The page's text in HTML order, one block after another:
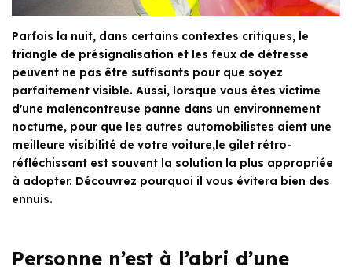
Parfois la nuit, dans certains contextes critiques, le
triangle de présignalisation et les feux de détresse
peuvent ne pas être suffisants pour que soyez
parfaitement visible. Aussi, lorsque vous êtes victime
d'une malencontreuse panne dans un environnement
nocturne, pour que les autres automobilistes aient une
meilleure visibilité de votre voiture,le gilet rétro-
réfléchissant est souvent la solution la plus appropriée
à adopter. Découvrez pourquoi il vous évitera bien des
ennuis.
Personne n’est à l’abri d’une